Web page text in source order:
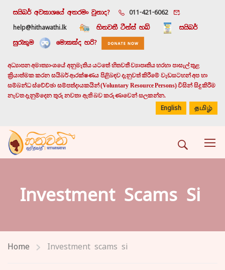
සයිබර් අවකාශයේ අතරමං වුනාද?
011-421-6062
help@hithawathi.lk
හිතවතී ටීන්ස් හබ්
සයිබර්
සුරැකුම
මොකක්ද හරි?
අධ්‍යාපන අමාත්‍යාංශයේ අනුමැතිය යටතේ හිතවතී ව්‍යාපෘතිය හරහා පාසැල් තුළ
ක්‍රියාත්මක කරන සයිබර් ආරක්ෂණය පිළිබඳව දැනුවත් කිරීමේ වැඩසටහන් අප හා
සම්බන්ධ ස්වේච්ඡා සම්පත්දායකයින් (Voluntary Resource Persons) විසින් සිදු කිරීම
නැවත දැනුම්දෙන තුරු නවතා ඇති බව කරුණාවෙන් සලකන්න.
English தமிழ்
Investment Scams Si
Home Investment scams si